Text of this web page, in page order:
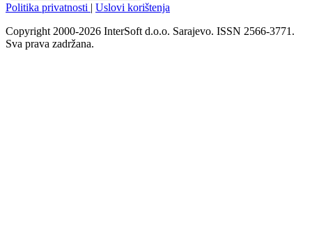
Politika privatnosti | Uslovi korištenja
Copyright 2000-2026 InterSoft d.o.o. Sarajevo. ISSN 2566-3771.
Sva prava zadržana.